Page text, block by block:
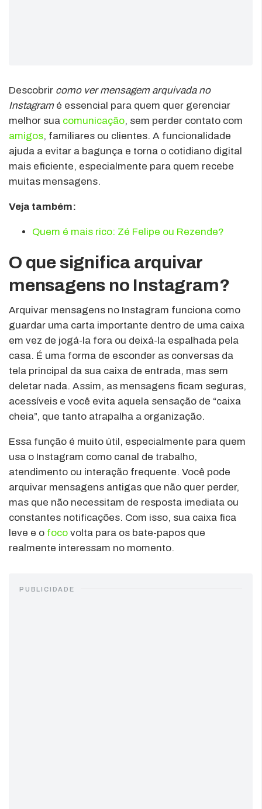
Descobrir como ver mensagem arquivada no
Instagramé essencial para quem quer gerenciar
melhor sua comunicação, sem perder contato com
amigos, familiares ou clientes. A funcionalidade
ajuda a evitar a bagunça e torna o cotidiano digital
mais eficiente, especialmente para quem recebe
muitas mensagens.
Veja também:
Quem é mais rico: Zé Felipe ou Rezende?
O que significa arquivar
mensagens no Instagram?
Arquivar mensagens no Instagram funciona como
guardar uma carta importante dentro de uma caixa
em vez de jogá-la fora ou deixá-la espalhada pela
casa. É uma forma de esconder as conversas da
tela principal da sua caixa de entrada, mas sem
deletar nada. Assim, as mensagens ficam seguras,
acessíveis e você evita aquela sensação de “caixa
cheia”, que tanto atrapalha a organização.
Essa função é muito útil, especialmente para quem
usa o Instagram como canal de trabalho,
atendimento ou interação frequente. Você pode
arquivar mensagens antigas que não quer perder,
mas que não necessitam de resposta imediata ou
constantes notificações. Com isso, sua caixa fica
leve e o foco volta para os bate-papos que
realmente interessam no momento.
PUBLICIDADE